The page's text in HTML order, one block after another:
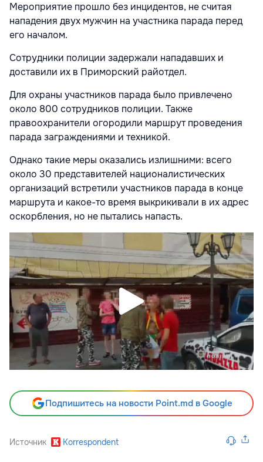
Мероприятие прошло без инцидентов, не считая
нападения двух мужчин на участника парада перед
его началом.
Сотрудники полиции задержали нападавших и
доставили их в Приморский райотдел.
Для охраны участников парада было привлечено
около 800 сотрудников полиции. Также
правоохранители огородили маршрут проведения
парада заграждениями и техникой.
Однако такие меры оказались излишними: всего
около 30 представителей националистических
организаций встретили участников парада в конце
маршрута и какое-то время выкрикивали в их адрес
оскорбления, но не пытались напасть.
Подпишитесь на новости Point.md в Google
Источник Korrespondent